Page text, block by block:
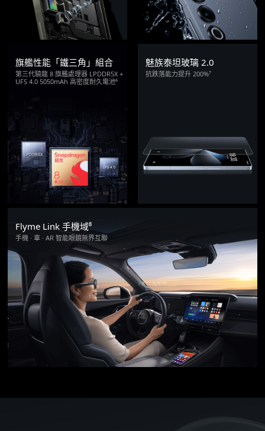
旗艦性能「鐵三角」組合
第三代驍龍 8 旗艦處理器 LPDDR5X +
UFS 4.0 5050mAh 高密度耐久電池⁶
魅族泰坦玻璃 2.0
抗跌落能力提升 200%⁷
Flyme Link 手機域⁸
手機 · 車 · AR 智能眼鏡無界互聯